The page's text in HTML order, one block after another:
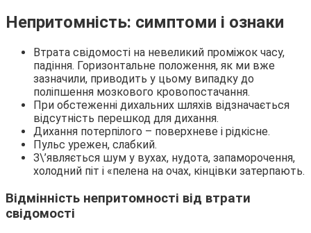
Непритомність: симптоми і ознаки
Втрата свідомості на невеликий проміжок часу,
падіння. Горизонтальне положення, як ми вже
зазначили, приводить у цьому випадку до
поліпшення мозкового кровопостачання.
При обстеженні дихальних шляхів відзначається
відсутність перешкод для дихання.
Дихання потерпілого – поверхневе і рідкісне.
Пульс урежен, слабкий.
З\’являється шум у вухах, нудота, запаморочення,
холодний піт і «пелена на очах, кінцівки затерпають.
Відмінність непритомності від втрати
свідомості